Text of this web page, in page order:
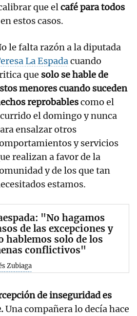
que elcafé para todos
estos casos.
le falta razón a la diputada
La Espadacuando
que solo se hable de
menores cuando suceden
reprobablescomo el
el domingo y nunca
ensalzar otros
y servicios
realizan a favor de la
y de los que tan
estamos.
"No hagamos
de las excepciones y
hablemos solo de los
conflictivos"
Zubiaga
de inseguridad es
Una compañera lo decía hace